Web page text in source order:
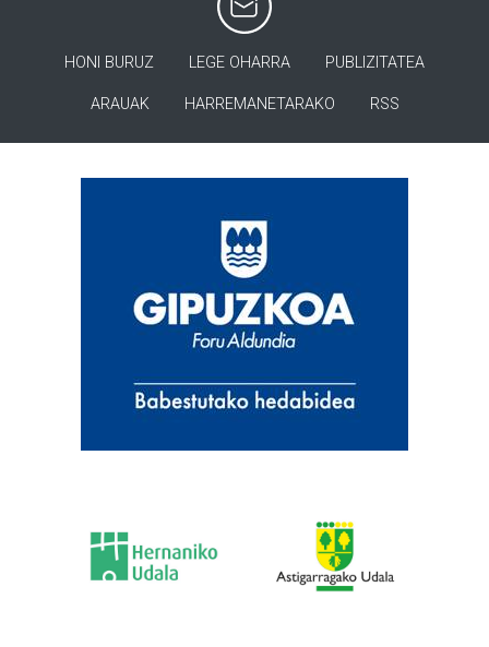
HONI BURUZ LEGE OHARRA PUBLIZITATEA
ARAUAK HARREMANETARAKO RSS